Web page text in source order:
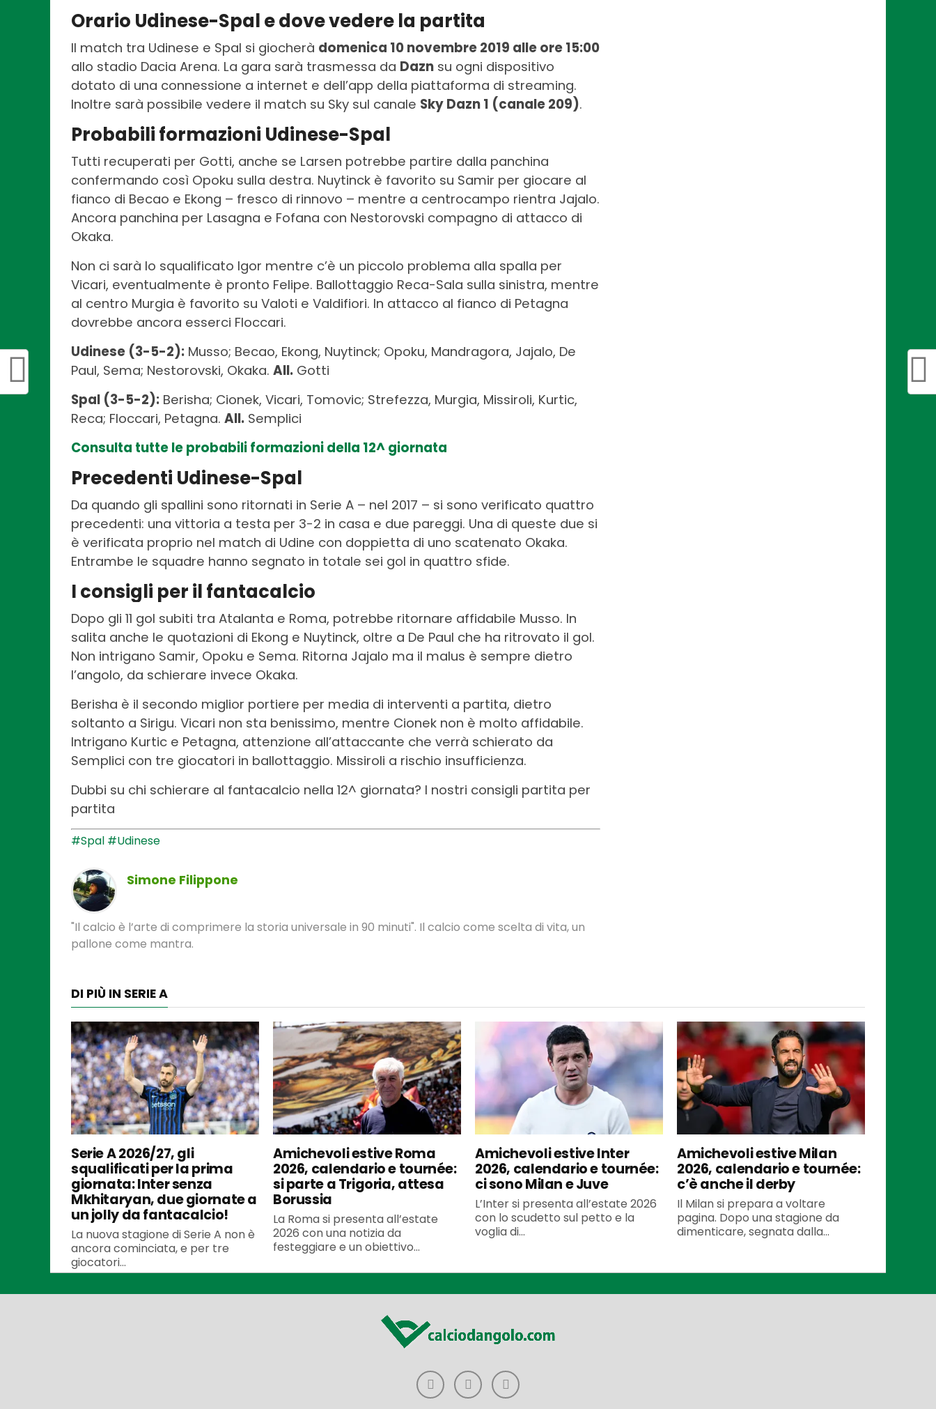
Orario Udinese-Spal e dove vedere la partita
Il match tra Udinese e Spal si giocherà domenica 10 novembre 2019 alle ore 15:00
allo stadio Dacia Arena. La gara sarà trasmessa da Dazn su ogni dispositivo
dotato di una connessione a internet e dell’app della piattaforma di streaming.
Inoltre sarà possibile vedere il match su Sky sul canale Sky Dazn 1 (canale 209).
Probabili formazioni Udinese-Spal
Tutti recuperati per Gotti, anche se Larsen potrebbe partire dalla panchina
confermando così Opoku sulla destra. Nuytinck è favorito su Samir per giocare al
fianco di Becao e Ekong – fresco di rinnovo – mentre a centrocampo rientra Jajalo.
Ancora panchina per Lasagna e Fofana con Nestorovski compagno di attacco di
Okaka.
Non ci sarà lo squalificato Igor mentre c’è un piccolo problema alla spalla per
Vicari, eventualmente è pronto Felipe. Ballottaggio Reca-Sala sulla sinistra, mentre
al centro Murgia è favorito su Valoti e Valdifiori. In attacco al fianco di Petagna
dovrebbe ancora esserci Floccari.
Udinese (3-5-2): Musso; Becao, Ekong, Nuytinck; Opoku, Mandragora, Jajalo, De
Paul, Sema; Nestorovski, Okaka. All. Gotti
Spal (3-5-2): Berisha; Cionek, Vicari, Tomovic; Strefezza, Murgia, Missiroli, Kurtic,
Reca; Floccari, Petagna. All. Semplici
Consulta tutte le probabili formazioni della 12^ giornata
Precedenti Udinese-Spal
Da quando gli spallini sono ritornati in Serie A – nel 2017 – si sono verificato quattro
precedenti: una vittoria a testa per 3-2 in casa e due pareggi. Una di queste due si
è verificata proprio nel match di Udine con doppietta di uno scatenato Okaka.
Entrambe le squadre hanno segnato in totale sei gol in quattro sfide.
I consigli per il fantacalcio
Dopo gli 11 gol subiti tra Atalanta e Roma, potrebbe ritornare affidabile Musso. In
salita anche le quotazioni di Ekong e Nuytinck, oltre a De Paul che ha ritrovato il gol.
Non intrigano Samir, Opoku e Sema. Ritorna Jajalo ma il malus è sempre dietro
l’angolo, da schierare invece Okaka.
Berisha è il secondo miglior portiere per media di interventi a partita, dietro
soltanto a Sirigu. Vicari non sta benissimo, mentre Cionek non è molto affidabile.
Intrigano Kurtic e Petagna, attenzione all’attaccante che verrà schierato da
Semplici con tre giocatori in ballottaggio. Missiroli a rischio insufficienza.
Dubbi su chi schierare al fantacalcio nella 12^ giornata? I nostri consigli partita per
partita
#Spal #Udinese
Simone Filippone
"Il calcio è l’arte di comprimere la storia universale in 90 minuti". Il calcio come scelta di vita, un
pallone come mantra.
DI PIÙ IN SERIE A
Serie A 2026/27, gli
squalificati per la prima
giornata: Inter senza
Mkhitaryan, due giornate a
un jolly da fantacalcio!
La nuova stagione di Serie A non è
ancora cominciata, e per tre
giocatori...
Amichevoli estive Roma
2026, calendario e tournée:
si parte a Trigoria, attesa
Borussia
La Roma si presenta all’estate
2026 con una notizia da
festeggiare e un obiettivo...
Amichevoli estive Inter
2026, calendario e tournée:
ci sono Milan e Juve
L’Inter si presenta all’estate 2026
con lo scudetto sul petto e la
voglia di...
Amichevoli estive Milan
2026, calendario e tournée:
c’è anche il derby
Il Milan si prepara a voltare
pagina. Dopo una stagione da
dimenticare, segnata dalla...